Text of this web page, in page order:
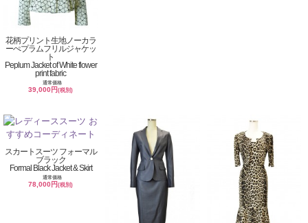
花柄プリント生地ノーカラ
ーぺプラムフリルジャケッ
ト
Peplum Jacket of White flower
print fabric
通常価格
39,000円(税別)
スカートスーツ フォーマル
ブラック
Formal Black Jacket & Skirt
通常価格
78,000円(税別)